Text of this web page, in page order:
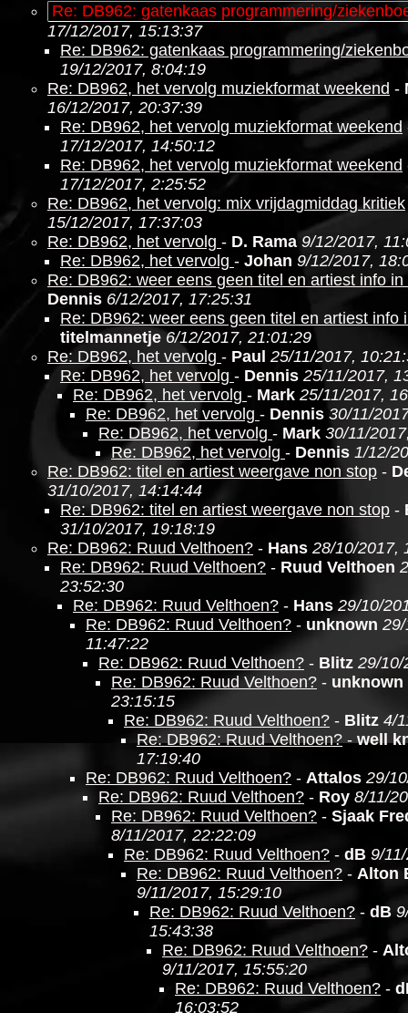
Re: DB962: gatenkaas programmering/
17/12/2017, 15:13:37
Re: DB962: gatenkaas programmering/
19/12/2017, 8:04:19
Re: DB962, het vervolg muziekformat weekend -
16/12/2017, 20:37:39
Re: DB962, het vervolg muziekformat weekend
17/12/2017, 14:50:12
Re: DB962, het vervolg muziekformat weekend
17/12/2017, 2:25:52
Re: DB962, het vervolg: mix vrijdagmiddag kritiek
15/12/2017, 17:37:03
Re: DB962, het vervolg - D. Rama 9/12/2017,
Re: DB962, het vervolg - Johan 9/12/2017,
Re: DB962: weer eens geen titel en artiest info
Dennis 6/12/2017, 17:25:31
Re: DB962: weer eens geen titel en artiest info
titelmannetje 6/12/2017, 21:01:29
Re: DB962, het vervolg - Paul 25/11/2017,
Re: DB962, het vervolg - Dennis 25/11/2017,
Re: DB962, het vervolg - Mark 25/11/2017,
Re: DB962, het vervolg - Dennis 30/11/
Re: DB962, het vervolg - Mark 30/11/
Re: DB962, het vervolg - Dennis 1/12/
Re: DB962: titel en artiest weergave non stop -
31/10/2017, 14:14:44
Re: DB962: titel en artiest weergave non stop -
31/10/2017, 19:18:19
Re: DB962: Ruud Velthoen? - Hans 28/10/2017,
Re: DB962: Ruud Velthoen? - Ruud Velthoen
23:52:30
Re: DB962: Ruud Velthoen? - Hans 29/10/
Re: DB962: Ruud Velthoen? - unknown
11:47:22
Re: DB962: Ruud Velthoen? - Blitz 29/10/
Re: DB962: Ruud Velthoen? - unknown
23:15:15
Re: DB962: Ruud Velthoen? - Blitz 4/
Re: DB962: Ruud Velthoen?-well
17:19:40
Re: DB962: Ruud Velthoen? - Attalos 29/
Re: DB962: Ruud Velthoen? - Roy 8/11/
Re: DB962: Ruud Velthoen? - Sjaak
8/11/2017, 22:22:09
Re: DB962: Ruud Velthoen? - dB 9/
Re: DB962: Ruud Velthoen? - Alton
9/11/2017, 15:29:10
Re: DB962: Ruud Velthoen? - dB
15:43:38
Re: DB962: Ruud Velthoen? -
9/11/2017, 15:55:20
Re: DB962: Ruud Velthoen? -
16:03:52